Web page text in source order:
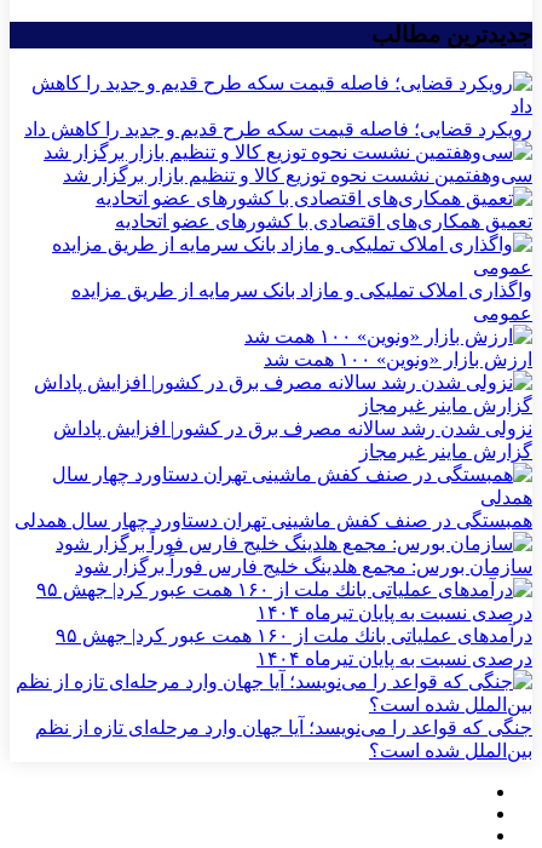
جدیدترین مطالب
رویکرد قضایی؛ فاصله قیمت سکه طرح قدیم و جدید را کاهش داد
سی‌و‌هفتمین نشست نحوه توزیع کالا و تنظیم بازار برگزار شد
تعمیق همکاری‌های اقتصادی با کشورهای عضو اتحادیه
واگذاری املاک تملیکی و مازاد بانک سرمایه از طریق مزایده
عمومی
ارزش بازار «ونوین» ۱۰۰ همت شد
نزولی شدن رشد سالانه مصرف برق در کشور| افزایش پاداش
گزارش ماینر غیرمجاز
همبستگی در صنف کفش ماشینی تهران دستاورد چهار سال همدلی
سازمان بورس: مجمع هلدینگ خلیج فارس فوراً برگزار شود
درآمدهای عملیاتی بانك ملت از ۱۶۰ همت عبور كرد| جهش ۹۵
درصدی نسبت به پایان تیرماه ۱۴۰۴
جنگی که قواعد را می‌نویسد؛ آیا جهان وارد مرحله‌ای تازه از نظم
بین‌الملل شده است؟